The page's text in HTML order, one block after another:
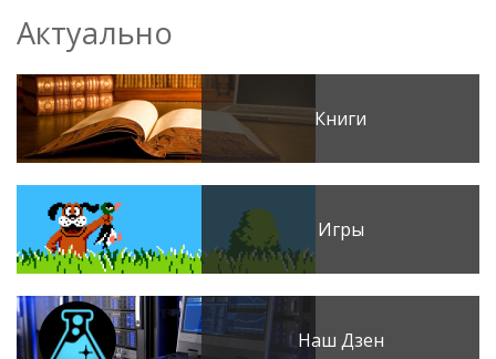
Актуально
Книги
Игры
Наш Дзен